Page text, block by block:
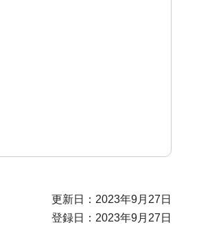
更新日：2023年9月27日
登録日：2023年9月27日